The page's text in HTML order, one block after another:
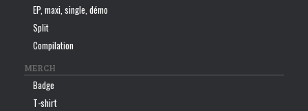
EP, maxi, single, démo
Split
Compilation
MERCH
Badge
T-shirt